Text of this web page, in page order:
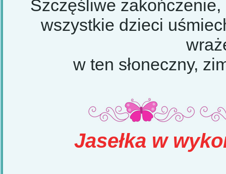
Szczęśliwe zakończenie,
wszystkie dzieci
w ten słoneczny,
Jasełka w